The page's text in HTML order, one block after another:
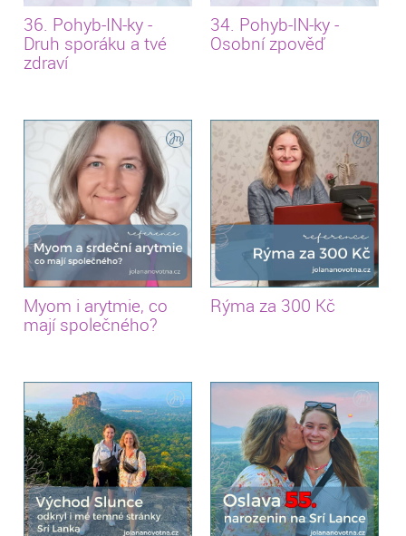
36. Pohyb-IN-ky -
Druh sporáku a tvé
zdraví
34. Pohyb-IN-ky -
Osobní zpověď
Myom i arytmie, co
mají společného?
Rýma za 300 Kč